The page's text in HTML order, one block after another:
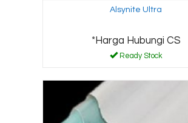
Alsynite Ultra
*Harga Hubungi CS
Ready Stock